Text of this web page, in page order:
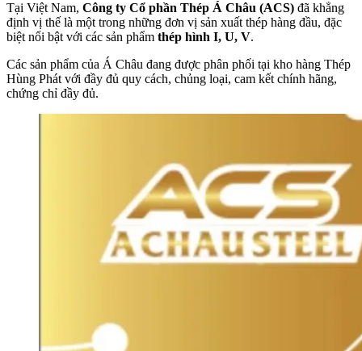
Tại Việt Nam, Công ty Cổ phần Thép Á Châu (ACS) đã khẳng
định vị thế là một trong những đơn vị sản xuất thép hàng đầu, đặc
biệt nổi bật với các sản phẩm thép hình I, U, V.
Các sản phẩm của Á Châu đang được phân phối tại kho hàng Thép
Hùng Phát với đầy đủ quy cách, chủng loại, cam kết chính hãng,
chứng chỉ đầy đủ.